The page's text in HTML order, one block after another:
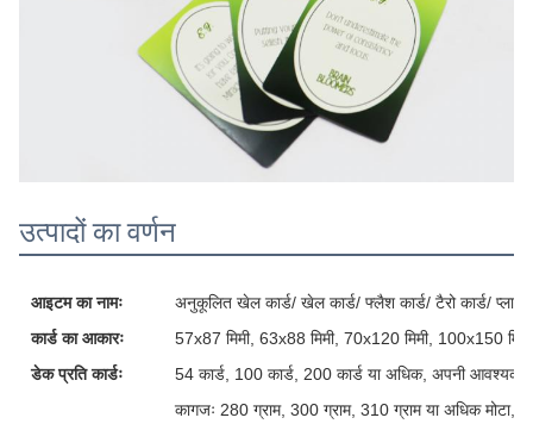
उत्पादों का वर्णन
आइटम का नामः
अनुकूलित खेल कार्ड/ खेल कार्ड/ फ्लैश कार्ड/ टैरो कार्ड/
कार्ड का आकारः
57x87 मिमी, 63x88 मिमी, 70x120 मिमी, 100x150
डेक प्रति कार्डः
54 कार्ड, 100 कार्ड, 200 कार्ड या अधिक, अपनी
कागजः 280 ग्राम, 300 ग्राम, 310 ग्राम या अधिक मोटा,